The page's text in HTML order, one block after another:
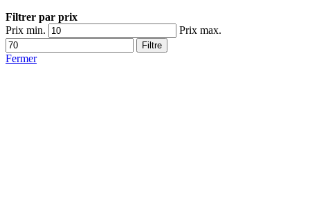
Filtrer par prix
Prix min.
Prix max.
Filtre
Fermer